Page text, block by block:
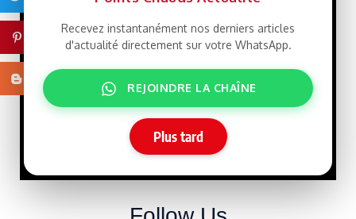
Blogger
LIBRE
Que veut le
Président Ghazwani?
LIBRE
Macky Sall défie
Dakar : un retour qui rebat
les cartes face à Sonko
Recevez instantanément nos derniers articles
d'actualité directement sur votre WhatsApp.
REJOINDRE LA CHAÎNE
Plus tard